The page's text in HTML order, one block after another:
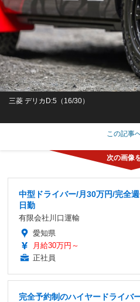
三菱 デリカD:5（16/30）
この記事
中型ドライバー/月30万円/完全
日勤
有限会社川口運輸
愛知県
月給30万円～
正社員
完全予約制のハイヤードライバ